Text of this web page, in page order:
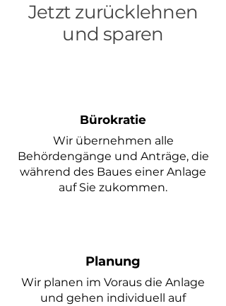
Jetzt zurücklehnen
und sparen
Bürokratie
Wir übernehmen alle
Behördengänge und Anträge, die
während des Baues einer Anlage
auf Sie zukommen.
Planung
Wir planen im Voraus die Anlage
und gehen individuell auf